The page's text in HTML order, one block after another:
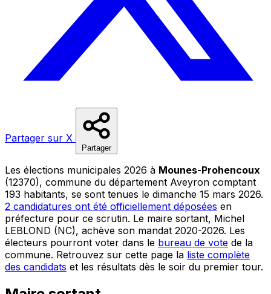
Partager sur X
Partager
Les élections municipales 2026 à Mounes-Prohencoux
(12370), commune du département Aveyron comptant
193 habitants, se sont tenues le dimanche 15 mars 2026.
2 candidatures ont été officiellement déposées en
préfecture pour ce scrutin. Le maire sortant, Michel
LEBLOND (NC), achève son mandat 2020-2026. Les
électeurs pourront voter dans le bureau de vote de la
commune. Retrouvez sur cette page la liste complète
des candidats et les résultats dès le soir du premier tour.